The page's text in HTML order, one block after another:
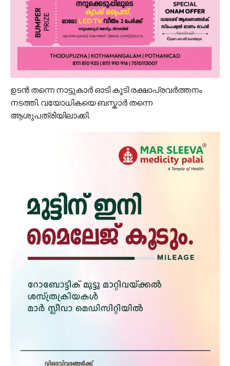
ഉടൻ തന്നെ നാട്ടുകാർ ഓടി കൂടി രക്ഷാപ്രവർത്തനം
നടത്തി. വയോധികയെ ബസ്കാർ തന്നെ
ആശുപത്രിയിലാക്കി.